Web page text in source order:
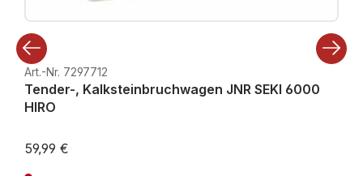
Art.-Nr. 7297712
Tender-, Kalksteinbruchwagen JNR SEKI 6000
HIRO
59,99 €